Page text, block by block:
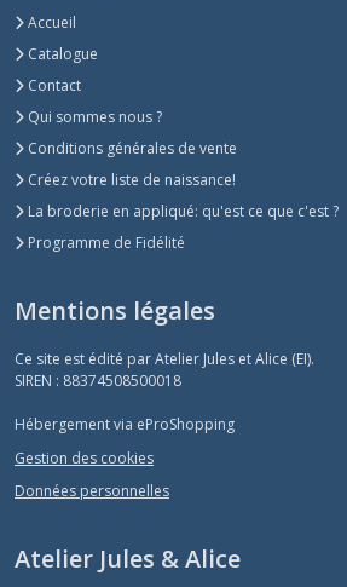
Accueil
Catalogue
Contact
Qui sommes nous ?
Conditions générales de vente
Créez votre liste de naissance!
La broderie en appliqué: qu'est ce que c'est ?
Programme de Fidélité
Mentions légales
Ce site est édité par Atelier Jules et Alice (EI).
SIREN : 88374508500018
Hébergement via eProShopping
Gestion des cookies
Données personnelles
Atelier Jules & Alice